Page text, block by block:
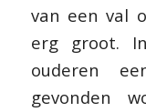
van een val
erg groot.
ouderen
gevonden